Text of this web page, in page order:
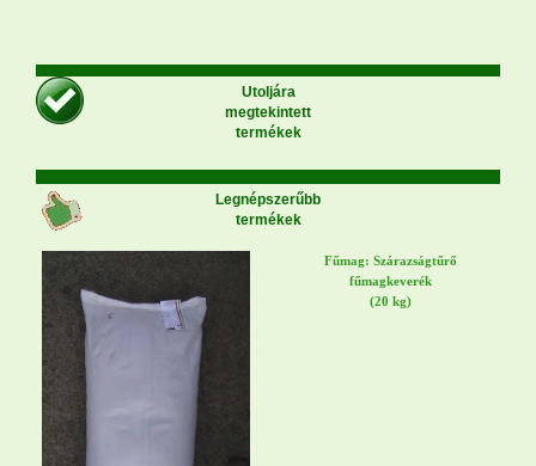
Utoljára
megtekintett
termékek
Legnépszerűbb
termékek
Fűmag: Szárazságtűrő
fűmagkeverék
(20 kg)